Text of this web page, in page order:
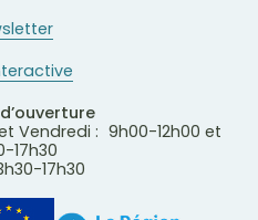
Vendredi : 9h00-12h00 et
17h30
17h30